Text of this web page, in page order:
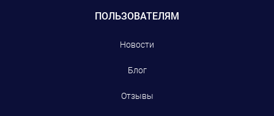
ПОЛЬЗОВАТЕЛЯМ
Новости
Блог
Отзывы